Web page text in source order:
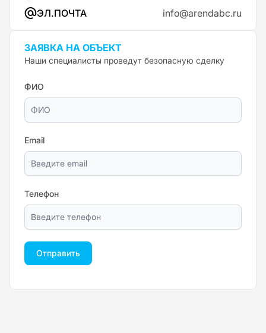
ЭЛ.ПОЧТА
info@arendabc.ru
ЗАЯВКА НА ОБЪЕКТ
Наши специалисты проведут безопасную сделку
ФИО
Email
Телефон
Отправить